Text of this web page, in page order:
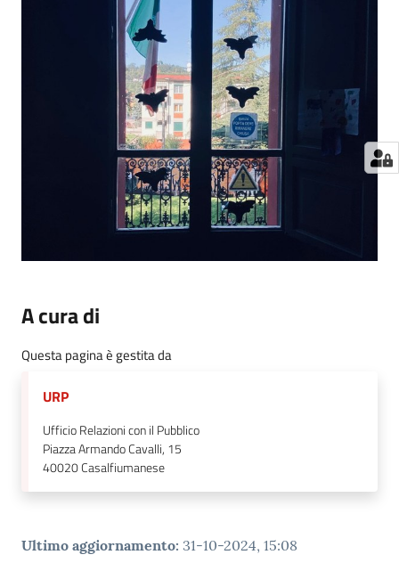
A cura di
Questa pagina è gestita da
URP
Ufficio Relazioni con il Pubblico
Piazza Armando Cavalli, 15
40020Casalfiumanese
Ultimo aggiornamento: 31-10-2024, 15:08